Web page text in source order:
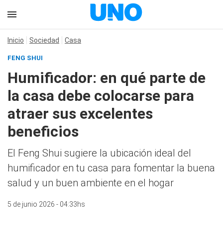
Inicio Sociedad Casa
FENG SHUI
Humificador: en qué parte de
la casa debe colocarse para
atraer sus excelentes
beneficios
El Feng Shui sugiere la ubicación ideal del
humificador en tu casa para fomentar la buena
salud y un buen ambiente en el hogar
5 de junio 2026 - 04:33hs